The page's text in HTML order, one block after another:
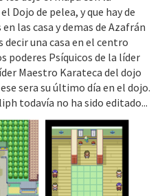
Dojo de pelea, y que hay de
las casa y demas de Azafrán
una casa en el centro
poderes Psíquicos de la líder
Maestro Karateca del dojo
sera su último día en el dojo.
todavía no ha sido editado...